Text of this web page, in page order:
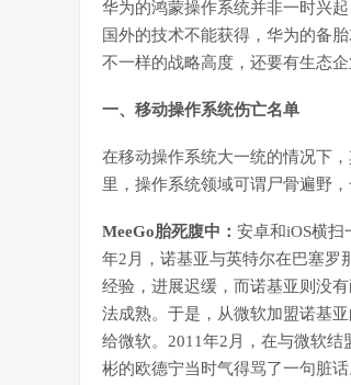
华为的鸿蒙操作系统并非一时兴
国外的技术不能获得，华为的备
不一样的战略高度，还要有生态
一、移动操作系统伤亡名单
在移动操作系统大一统的情况下
里，操作系统领域可谓尸骨遍野
MeeGo胎死腹中： 安卓和iOS横
年2月，诺基亚与英特尔在巴塞罗
经验，进展迟缓，而诺基亚则没
法成熟。于是，从微软加盟诺基
给微软。2011年2月，在与微软
彬的欧德宁当时气得骂了一句脏